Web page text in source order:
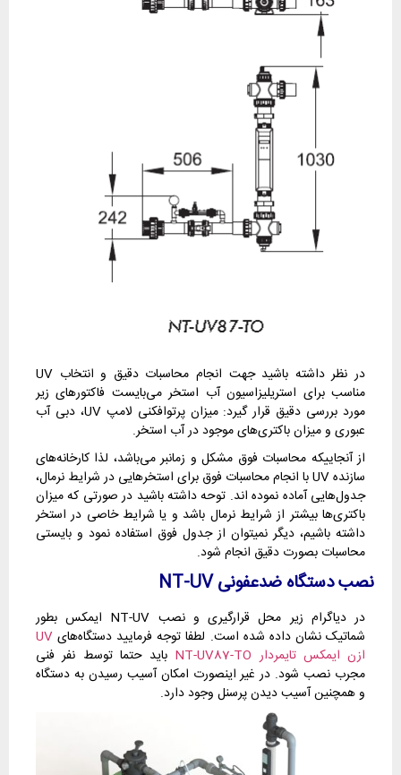
در نظر داشته باشید جهت انجام محاسبات دقیق و انتخاب UV
مناسب برای استریلیزاسیون آب استخر می‌بایست فاکتورهای زیر
مورد بررسی دقیق قرار گیرد: میزان پرتوافکنی لامپ UV، دبی آب
عبوری و میزان باکتری‌های موجود در آب استخر.
از آنجاییکه محاسبات فوق مشکل و زمانبر می‌باشد، لذا کارخانه‌های
سازنده UV با انجام محاسبات فوق برای استخرهایی در شرایط نرمال،
جدول‌هایی آماده نموده اند. توحه داشته باشید در صورتی که میزان
باکتری‌ها بیشتر از شرایط نرمال باشد و یا شرایط خاصی در استخر
داشته باشیم، دیگر نمیتوان از جدول فوق استفاده نمود و بایستی
محاسبات بصورت دقیق انجام شود.
نصب دستگاه ضدعفونیNT-UV
در دیاگرام زیر محل قرارگیری و نصب NT-UV ایمکس بطور
شماتیک نشان داده شده است. لطفا توجه فرمایید دستگاه‌های UV
ازن ایمکس تایمردار NT-UV87-TO
باید حتما توسط نفر فنی
مجرب نصب شود. در غیر اینصورت امکان آسیب رسیدن به دستگاه
و همچنین آسیب دیدن پرسنل وجود دارد.